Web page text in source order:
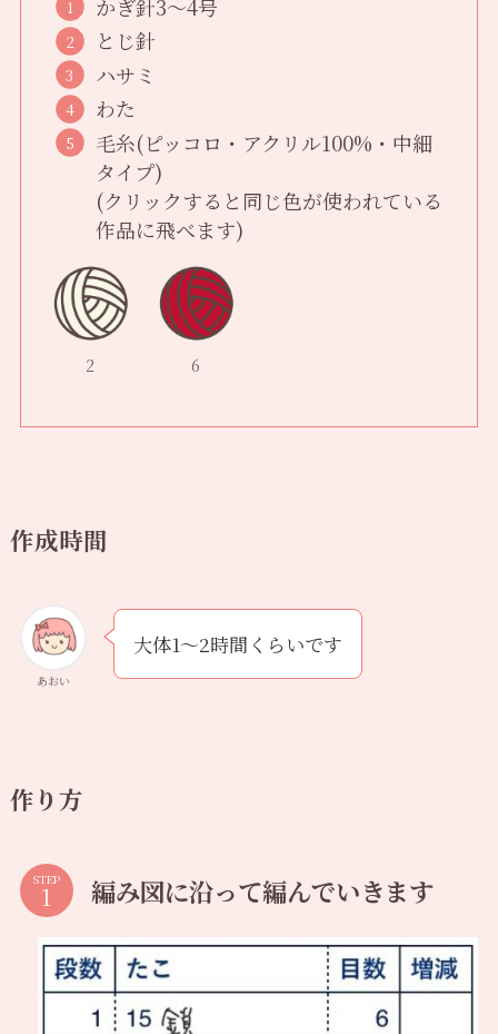
かぎ針3〜4号
とじ針
ハサミ
わた
毛糸(ピッコロ・アクリル100%・中細
タイプ)
(クリックすると同じ色が使われている
作品に飛べます)
2 6
作成時間
あおい
大体1〜2時間くらいです
作り方
STEP 編み図に沿って編んでいきます